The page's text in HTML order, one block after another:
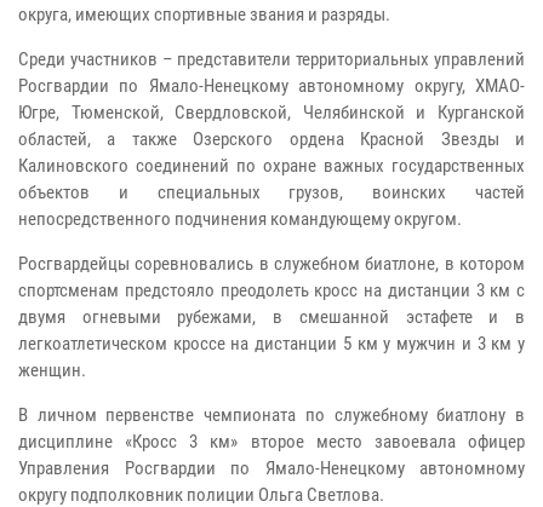
округа, имеющих спортивные звания и разряды.
Среди участников – представители территориальных управлений
Росгвардии по Ямало-Ненецкому автономному округу, ХМАО-
Югре, Тюменской, Свердловской, Челябинской и Курганской
областей, а также Озерского ордена Красной Звезды и
Калиновского соединений по охране важных государственных
объектов и специальных грузов, воинских частей
непосредственного подчинения командующему округом.
Росгвардейцы соревновались в служебном биатлоне, в котором
спортсменам предстояло преодолеть кросс на дистанции 3 км с
двумя огневыми рубежами, в смешанной эстафете и в
легкоатлетическом кроссе на дистанции 5 км у мужчин и 3 км у
женщин.
В личном первенстве чемпионата по служебному биатлону в
дисциплине «Кросс 3 км» второе место завоевала офицер
Управления Росгвардии по Ямало-Ненецкому автономному
округу подполковник полиции Ольга Светлова.